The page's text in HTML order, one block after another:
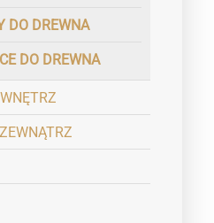
DO DREWNA
DO DREWNA